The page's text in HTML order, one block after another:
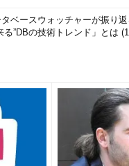
ベースウォッチャーが振り
る”DBの技術トレンド」とは